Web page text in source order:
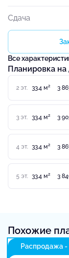
Сдача
Все
Планировка на
2 эт. 33.4 м2 3
3 эт. 33.4 м2 3
4 эт. 33.4 м2 3
5 эт. 33.4 м2 3
Похожие
Распродажа -